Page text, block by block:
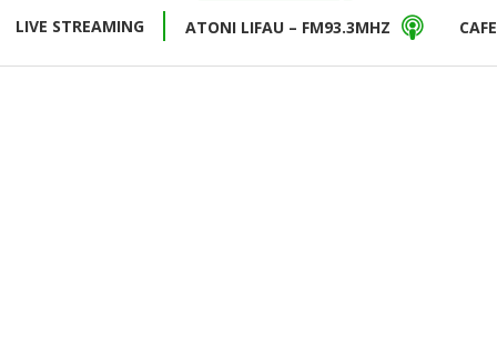
LIVE STREAMING ATONI LIFAU – FM93.3MHZ